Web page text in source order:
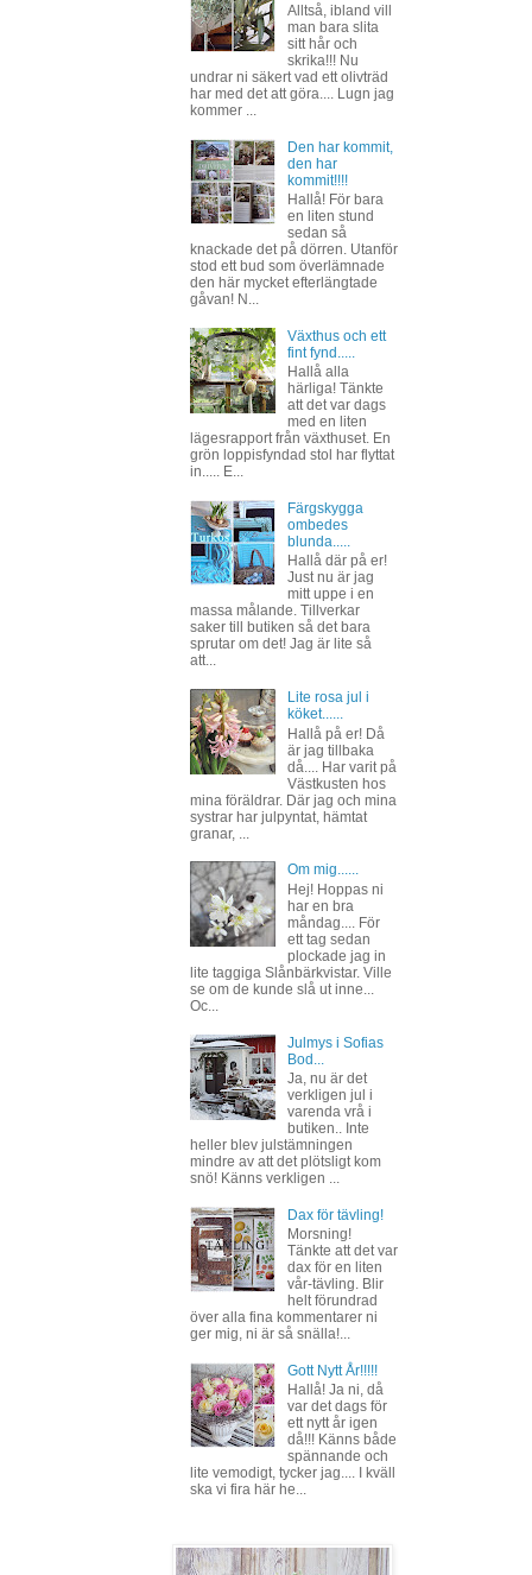
Alltså, ibland vill
man bara slita
sitt hår och
skrika!!! Nu
undrar ni säkert vad ett olivträd
har med det att göra.... Lugn jag
kommer ...
Den har kommit,
den har
kommit!!!!
Hallå! För bara
en liten stund
sedan så
knackade det på dörren. Utanför
stod ett bud som överlämnade
den här mycket efterlängtade
gåvan! N...
Växthus och ett
fint fynd.....
Hallå alla
härliga! Tänkte
att det var dags
med en liten
lägesrapport från växthuset. En
grön loppisfyndad stol har flyttat
in..... E...
Färgskygga
ombedes
blunda.....
Hallå där på er!
Just nu är jag
mitt uppe i en
massa målande. Tillverkar
saker till butiken så det bara
sprutar om det! Jag är lite så
att...
Lite rosa jul i
köket......
Hallå på er! Då
är jag tillbaka
då.... Har varit på
Västkusten hos
mina föräldrar. Där jag och mina
systrar har julpyntat, hämtat
granar, ...
Om mig......
Hej! Hoppas ni
har en bra
måndag.... För
ett tag sedan
plockade jag in
lite taggiga Slånbärkvistar. Ville
se om de kunde slå ut inne...
Oc...
Julmys i Sofias
Bod...
Ja, nu är det
verkligen jul i
varenda vrå i
butiken.. Inte
heller blev julstämningen
mindre av att det plötsligt kom
snö! Känns verkligen ...
Dax för tävling!
Morsning!
Tänkte att det var
dax för en liten
vår-tävling. Blir
helt förundrad
över alla fina kommentarer ni
ger mig, ni är så snälla!...
Gott Nytt År!!!!!
Hallå! Ja ni, då
var det dags för
ett nytt år igen
då!!! Känns både
spännande och
lite vemodigt, tycker jag.... I kväll
ska vi fira här he...